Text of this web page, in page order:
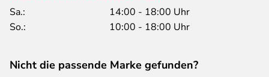
Sa.:
14:00 - 18:00 Uhr
So.:
10:00 - 18:00 Uhr
Nicht die passende Marke gefunden?